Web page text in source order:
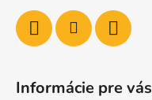
Informácie pre vás